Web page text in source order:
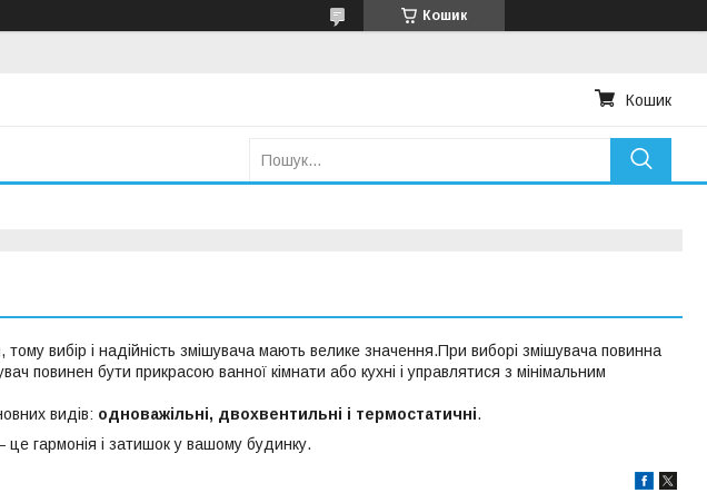
Кошик
Кошик
вибір і надійність змішувача мають велике значення.При виборі змішувача повинна
повинен бути прикрасою ванної кімнати або кухні і управлятися з мінімальним
видів: одноважільні, двохвентильні і термостатичні.
це гармонія і затишок у вашому будинку.